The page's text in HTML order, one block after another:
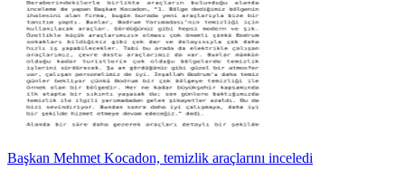
Başkan Mehmet Kocadon, temizlik araçlarını inceledi